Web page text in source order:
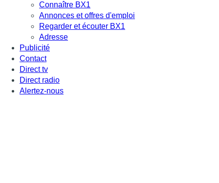
Connaître BX1
Annonces et offres d'emploi
Regarder et écouter BX1
Adresse
Publicité
Contact
Direct tv
Direct radio
Alertez-nous